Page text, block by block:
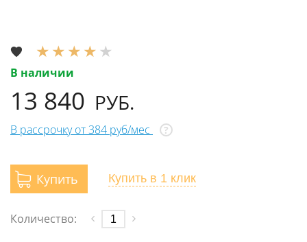
В наличии
13 840 РУБ.
В рассрочку от 384 руб/мес ?
Купить Купить в 1 клик
Количество: